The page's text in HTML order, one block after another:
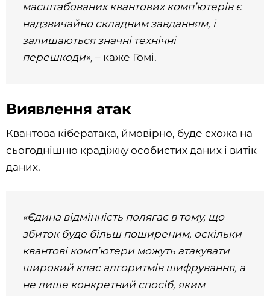
масштабованих квантових комп’ютерів є
надзвичайно складним завданням, і
залишаються значні технічні
перешкоди», – каже Гомі.
Виявлення атак
Квантова кібератака, ймовірно, буде схожа на
сьогоднішню крадіжку особистих даних і витік
даних.
«Єдина відмінність полягає в тому, що
збиток буде більш поширеним, оскільки
квантові комп’ютери можуть атакувати
широкий клас алгоритмів шифрування, а
не лише конкретний спосіб, яким